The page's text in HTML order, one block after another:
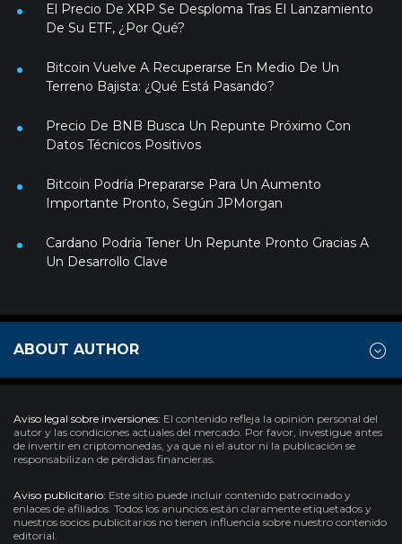
El Precio De XRP Se Desploma Tras El Lanzamiento
De Su ETF, ¿Por Qué?
Bitcoin Vuelve A Recuperarse En Medio De Un
Terreno Bajista: ¿Qué Está Pasando?
Precio De BNB Busca Un Repunte Próximo Con
Datos Técnicos Positivos
Bitcoin Podría Prepararse Para Un Aumento
Importante Pronto, Según JPMorgan
Cardano Podría Tener Un Repunte Pronto Gracias A
Un Desarrollo Clave
ABOUT AUTHOR
Aviso legal sobre inversiones: El contenido refleja la opinión personal del
autor y las condiciones actuales del mercado. Por favor, investigue antes
de invertir en criptomonedas, ya que ni el autor ni la publicación se
responsabilizan de pérdidas financieras.
Aviso publicitario: Este sitio puede incluir contenido patrocinado y
enlaces de afiliados. Todos los anuncios están claramente etiquetados y
nuestros socios publicitarios no tienen influencia sobre nuestro contenido
editorial.